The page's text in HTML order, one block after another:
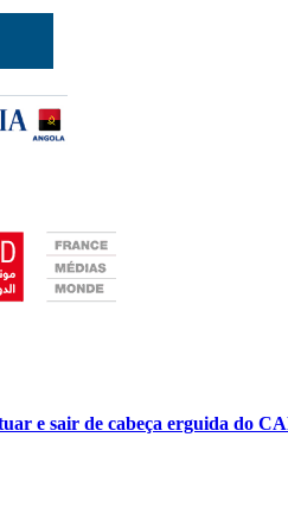
e sair de cabeça erguida do